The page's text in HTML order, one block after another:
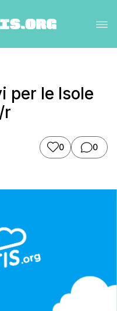
per le Isole
r
0 0